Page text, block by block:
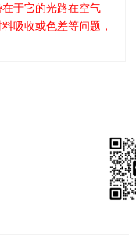
于它的光路在空气
吸收或色差等问题，